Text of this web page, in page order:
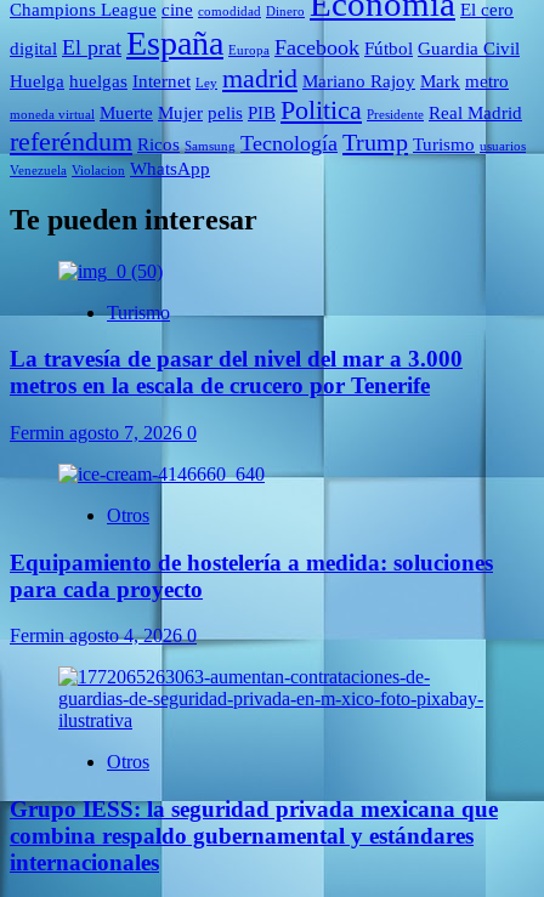
Champions League cine comodidad Dinero
El cero
digital El prat España Europa Facebook Fútbol Guardia Civil
Huelga huelgas Internet Ley madrid Mariano Rajoy Mark metro
moneda virtual Muerte Mujer pelis PIB Politica Presidente Real Madrid
referéndum Ricos Samsung Tecnología Trump Turismo usuarios
Venezuela Violacion WhatsApp
Te pueden interesar
Turismo
La travesía de pasar del nivel del mar a 3.000
metros en la escala de crucero por Tenerife
Fermin agosto 7, 2026 0
Otros
Equipamiento de hostelería a medida: soluciones
para cada proyecto
Ferminagosto 4, 20260
Otros
Grupo IESS: la seguridad privada mexicana que
combina respaldo gubernamental y estándares
internacionales